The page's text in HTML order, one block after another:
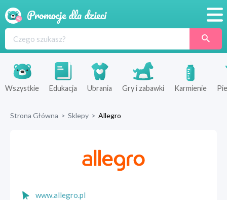
Produkty
Sklepy
Wszystkie Edukacja Ubrania Gry i zabawki Karmienie
Strona Główna > Sklepy > Allegro
www.allegro.pl